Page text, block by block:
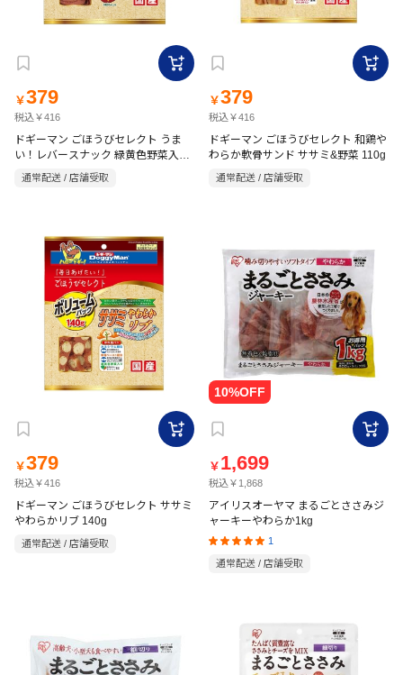
￥379
税込￥416
ドギーマン ごほうびセレクト うま
い！レバースナック 緑黄色野菜入り
通常配送 / 店舗受取
￥379
税込￥416
ドギーマン ごほうびセレクト 和鶏や
わらか軟骨サンド ササミ&野菜 110g
通常配送 / 店舗受取
￥379
税込￥416
ドギーマン ごほうびセレクト ササミ
やわらかリブ 140g
通常配送 / 店舗受取
￥ 1,699
税込￥1,868
アイリスオーヤマ まるごとささみジ
ャーキーやわらか1kg
1
通常配送 / 店舗受取